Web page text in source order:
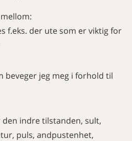
f.eks. der ute som er viktig for
beveger jeg meg i forhold til
den indre tilstanden, sult,
puls, andpustenhet,